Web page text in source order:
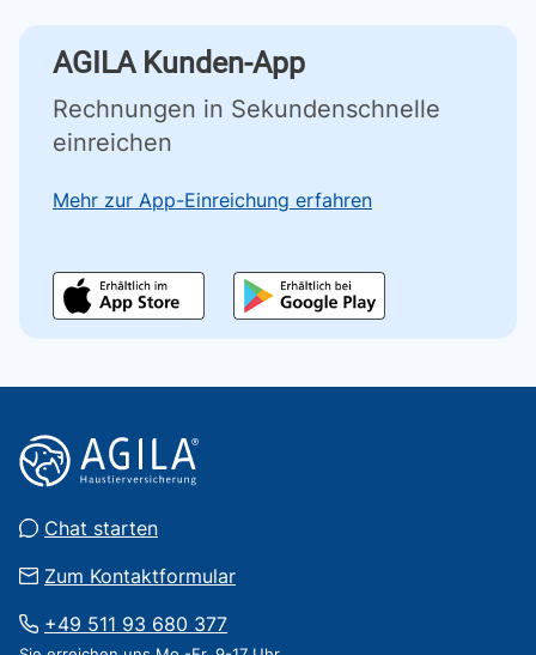
AGILA Kunden-App
Rechnungen in Sekundenschnelle
einreichen
Mehr zur App-Einreichung erfahren